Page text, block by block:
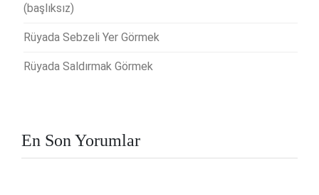
(başlıksız)
Rüyada Sebzeli Yer Görmek
Rüyada Saldırmak Görmek
En Son Yorumlar